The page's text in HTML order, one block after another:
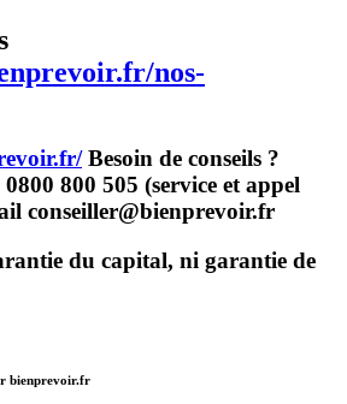
nos-
Besoin de conseils ?
800 505 (service et appel
conseiller@bienprevoir.fr
du capital, ni garantie de
bienprevoir.fr